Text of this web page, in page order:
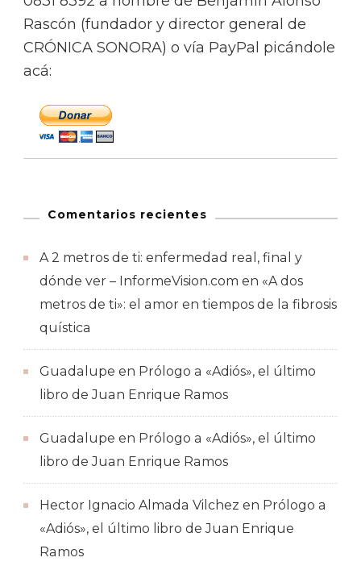
Rascón (fundador y director general de
CRÓNICA SONORA) o vía PayPal picándole
acá:
Comentarios recientes
A 2 metros de ti: enfermedad real, final y
dónde ver – InformeVision.com en «A dos
metros de ti»: el amor en tiempos de la fibrosis
quística
Guadalupe en Prólogo a «Adiós», el último
libro de Juan Enrique Ramos
Guadalupe en Prólogo a «Adiós», el último
libro de Juan Enrique Ramos
Hector Ignacio Almada Vilchez en Prólogo a
«Adiós», el último libro de Juan Enrique
Ramos